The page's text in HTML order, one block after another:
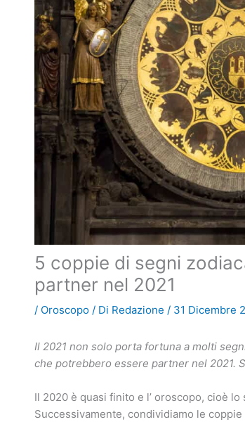
5 coppie di segni
partner nel 2021
/ Oroscopo / Di Redazione / 31 Dicembre
Il 2021 non solo porta fortuna a molti
che potrebbero essere partner nel 2021.
Il 2020 è quasi finito e l’ oroscopo, cioè
Successivamente, condividiamo le